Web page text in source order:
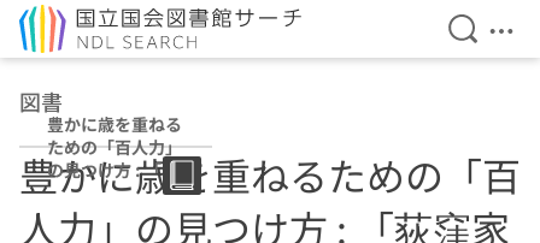
検索を
メ
図書
豊かに歳を重ねる
ための「百人力」
の見つけ方 : 「荻
窪家族」に学ぶ
豊かに歳を重ねるための「百
人力」の見つけ方 : 「荻窪家